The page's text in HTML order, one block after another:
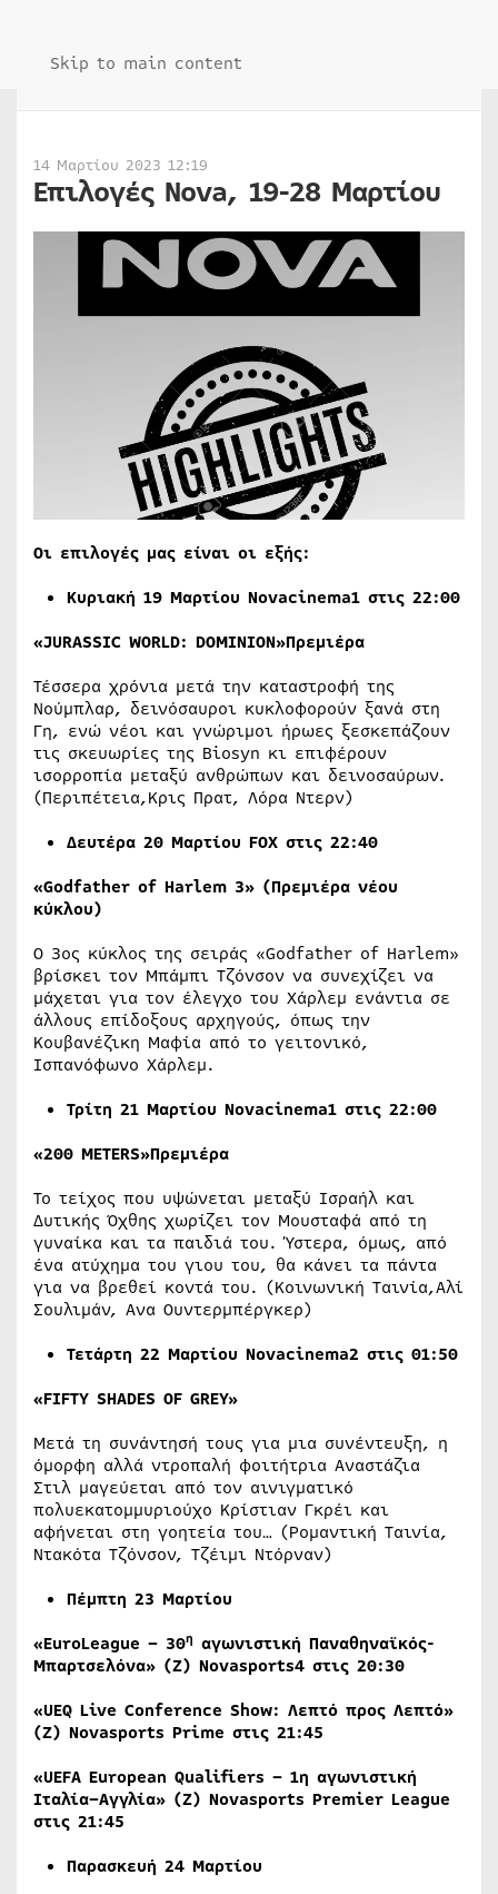
Skip to main content
14 Μαρτίου 2023 12:19
Επιλογές Nova, 19-28 Μαρτίου
Οι επιλογές μας είναι οι εξής:
Κυριακή 19 Μαρτίου Novacinema1 στις 22:00
«JURASSIC WORLD: DOMINION»Πρεμιέρα
Τέσσερα χρόνια μετά την καταστροφή της
Νούμπλαρ, δεινόσαυροι κυκλοφορούν ξανά στη
Γη, ενώ νέοι και γνώριμοι ήρωες ξεσκεπάζουν
τις σκευωρίες της Biosyn κι επιφέρουν
ισορροπία μεταξύ ανθρώπων και δεινοσαύρων.
(Περιπέτεια,Κρις Πρατ, Λόρα Ντερν)
Δευτέρα 20 Μαρτίου FOX στις 22:40
«Godfather of Harlem 3» (Πρεμιέρα νέου
κύκλου)
Ο 3ος κύκλος της σειράς «Godfather of Harlem»
βρίσκει τον Μπάμπι Τζόνσον να συνεχίζει να
μάχεται για τον έλεγχο του Χάρλεμ ενάντια σε
άλλους επίδοξους αρχηγούς, όπως την
Κουβανέζικη Μαφία από το γειτονικό,
Ισπανόφωνο Χάρλεμ.
Τρίτη 21 Μαρτίου Novacinema1 στις 22:00
«200 METERS»Πρεμιέρα
Το τείχος που υψώνεται μεταξύ Ισραήλ και
Δυτικής Όχθης χωρίζει τον Μουσταφά από τη
γυναίκα και τα παιδιά του. Ύστερα, όμως, από
ένα ατύχημα του γιου του, θα κάνει τα πάντα
για να βρεθεί κοντά του. (Κοινωνική Ταινία,Αλί
Σουλιμάν, Ανα Ουντερμπέργκερ)
Τετάρτη 22 Μαρτίου Novacinema2 στις 01:50
«FIFTY SHADES OF GREY»
Μετά τη συνάντησή τους για μια συνέντευξη, η
όμορφη αλλά ντροπαλή φοιτήτρια Αναστάζια
Στιλ μαγεύεται από τον αινιγματικό
πολυεκατομμυριούχο Κρίστιαν Γκρέι και
αφήνεται στη γοητεία του… (Ρομαντική Ταινία,
Ντακότα Τζόνσον, Τζέιμι Ντόρναν)
Πέμπτη 23 Μαρτίου
«EuroLeague – 30η αγωνιστική Παναθηναϊκός-
Μπαρτσελόνα» (Ζ) Novasports4 στις 20:30
«UEQ Live Conference Show: Λεπτό προς Λεπτό»
(Ζ) Novasports Prime στις 21:45
«UEFA European Qualifiers – 1η αγωνιστική
Ιταλία–Αγγλία» (Ζ) Novasports Premier League
στις 21:45
Παρασκευή 24 Μαρτίου